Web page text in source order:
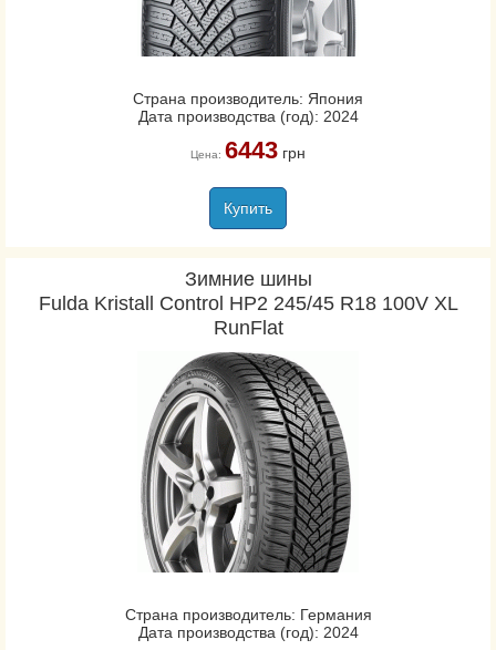
Страна производитель: Япония
Дата производства (год): 2024
Цена: 6443грн
Купить
Зимние шины
Fulda Kristall Control HP2 245/45 R18 100V XL
RunFlat
Страна производитель: Германия
Дата производства (год): 2024